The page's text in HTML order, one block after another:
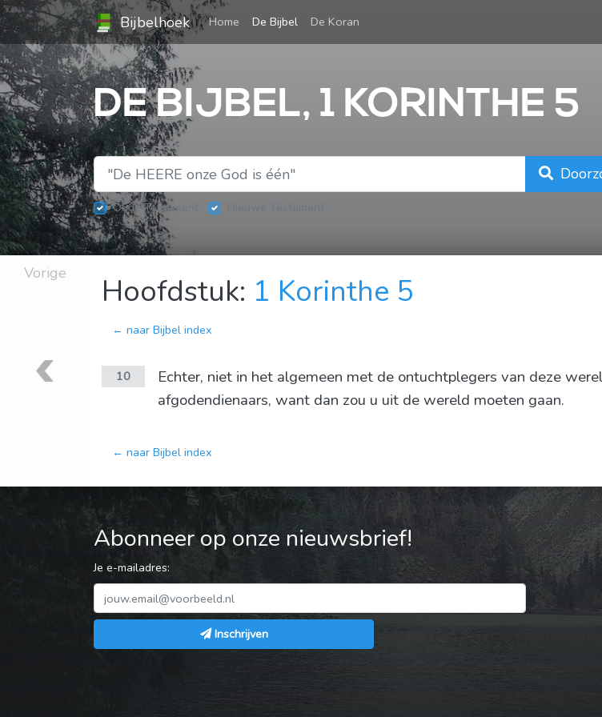
Bijbelhoek Home (current)
De Bijbel De Koran
DE BIJBEL, 1 KORINTHE 5
Oude Testament
Vorige Hoofdstuk: 1 Korinthe 5
← naar Bijbel index
10
Echter, niet in het algemeen met de ontuchtplegers van deze
afgodendienaars, want dan zou u uit de wereld moeten gaan.
← naar Bijbel index
Abonneer op onze nieuwsbrief!
Je e-mailadres:
Inschrijven